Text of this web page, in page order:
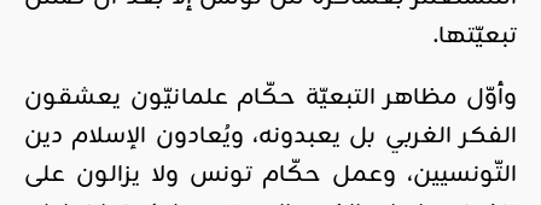
تبعيّتها.
وأوّل مظاهر التبعيّة حكّام علمانيّون يعشقون
الفكر الغربي بل يعبدونه، ويُعادون الإسلام دين
التّونسيين، وعمل حكّام تونس ولا يزالون على